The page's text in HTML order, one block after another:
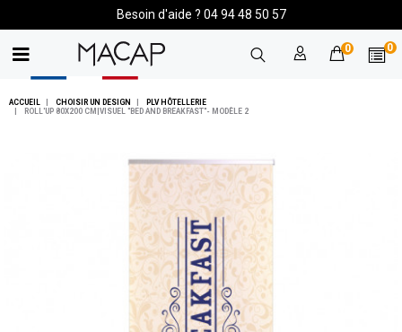
Besoin d'aide ? 04 94 48 50 57
0 0
ACCUEIL CHOISIR UN DESIGN
PLV HÔTELLERIE
ROLL'UP 80X200 CM|VISUEL "BED AND BREAKFAST"- MODÈLE 2